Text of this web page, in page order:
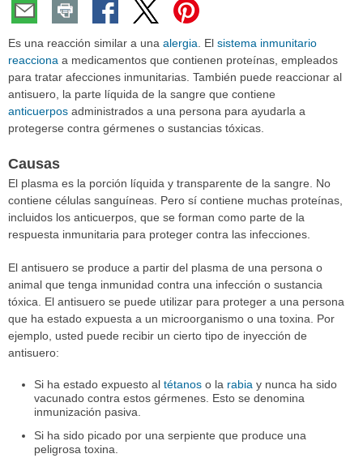
Es una reacción similar a una alergia . El sistema inmunitario
reacciona a medicamentos que contienen proteínas, empleados
para tratar afecciones inmunitarias. También puede reaccionar al
antisuero, la parte líquida de la sangre que contiene
anticuerpos administrados a una persona para ayudarla a
protegerse contra gérmenes o sustancias tóxicas.
Causas
El plasma es la porción líquida y transparente de la sangre. No
contiene células sanguíneas. Pero sí contiene muchas proteínas,
incluidos los anticuerpos, que se forman como parte de la
respuesta inmunitaria para proteger contra las infecciones.
El antisuero se produce a partir del plasma de una persona o
animal que tenga inmunidad contra una infección o sustancia
tóxica. El antisuero se puede utilizar para proteger a una persona
que ha estado expuesta a un microorganismo o una toxina. Por
ejemplo, usted puede recibir un cierto tipo de inyección de
antisuero:
Si ha estado expuesto altétanos o la rabia y nunca ha sido
vacunado contra estos gérmenes. Esto se denomina
inmunización pasiva.
Si ha sido picado por una serpiente que produce una
peligrosa toxina.